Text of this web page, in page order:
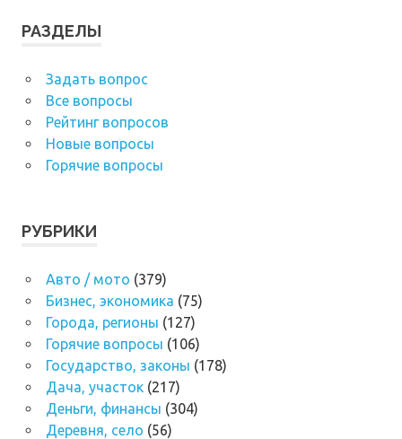
РАЗДЕЛЫ
Задать вопрос
Все вопросы
Рейтинг вопросов
Новые вопросы
Горячие вопросы
РУБРИКИ
Авто / мото (379)
Бизнес, экономика (75)
Города, регионы (127)
Горячие вопросы (106)
Государство, законы (178)
Дача, участок(217)
Деньги, финансы (304)
Деревня, село (56)